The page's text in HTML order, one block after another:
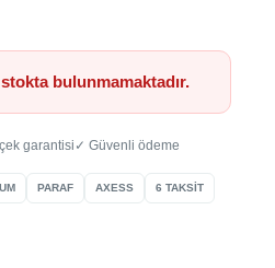
bulunmamaktadır.
garantisi ✓ Güvenli ödeme
PARAF AXESS 6 TAKSİT